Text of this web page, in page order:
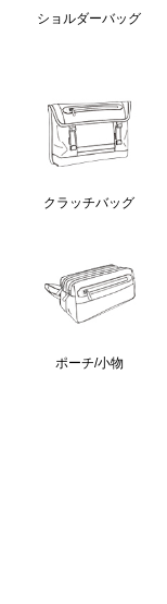
ショルダーバッグ
クラッチバッグ
ポーチ/小物